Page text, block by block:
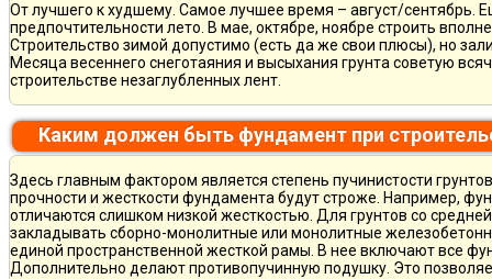
От лучшего к худшему. Самое лучшее время – август/сентябрь.
предпочтительности лето. В мае, октябре, ноябре строить
Строительство зимой допустимо (есть да же свои плюсы), но
Месяца весеннего снеготаяния и высыхания грунта советую
строительстве незаглубленных лент.
Каким должен быть фундамент при
Здесь главным фактором является степень пучинистости
прочности и жесткости фундамента будут строже. Например,
отличаются слишком низкой жесткостью. Для грунтов со
закладывать сборно-монолитные или монолитные
единой пространственной жесткой рамы. В нее включают все
Дополнительно делают противопучинную подушку. Это